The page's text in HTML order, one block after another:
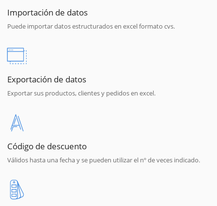
Importación de datos
Puede importar datos estructurados en excel formato cvs.
Exportación de datos
Exportar sus productos, clientes y pedidos en excel.
Código de descuento
Válidos hasta una fecha y se pueden utilizar el nº de veces indicado.